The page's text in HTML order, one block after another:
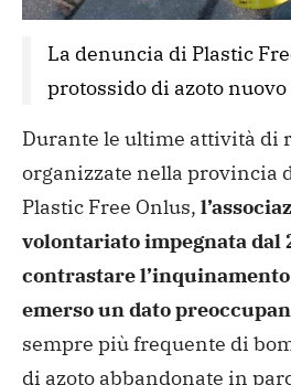
La denuncia di Plastic
protossido di azoto
Durante le ultime attività di
organizzate nella provincia
Plastic Free Onlus,
volontariato impegnata dal
contrastare
emerso un dato
sempre più frequente di
di azoto abbandonate in